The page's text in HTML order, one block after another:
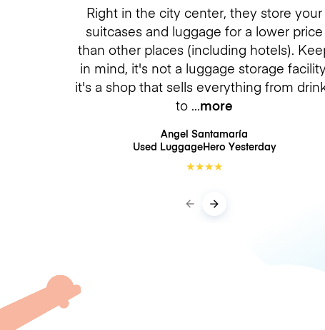
Right in the city center, they store your
suitcases and luggage for a lower price
than other places (including hotels).
in mind, it's not a luggage storage
it's a shop that sells everything from
to
more
Angel Santamaría
Used LuggageHero Yesterday
★★★★